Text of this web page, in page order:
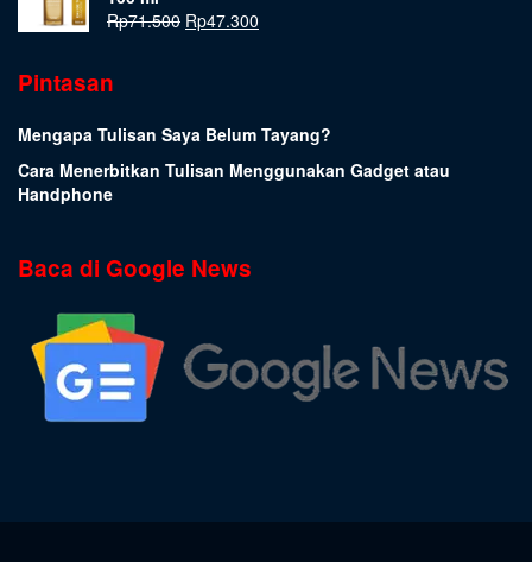
Rp71.500 Rp47.300
Pintasan
Mengapa Tulisan Saya Belum Tayang?
Cara Menerbitkan Tulisan Menggunakan Gadget atau
Handphone
Baca di Google News